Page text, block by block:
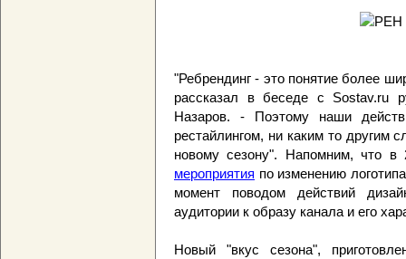
"Ребрендинг - это понятие более
рассказал в беседе с Sostav.ru
Назаров. - Поэтому наши
рестайлингом, ни каким то другим
новому сезону". Напомним, что в
мероприятия по изменению
момент поводом действий
аудитории к образу канала и его
Новый "вкус сезона",